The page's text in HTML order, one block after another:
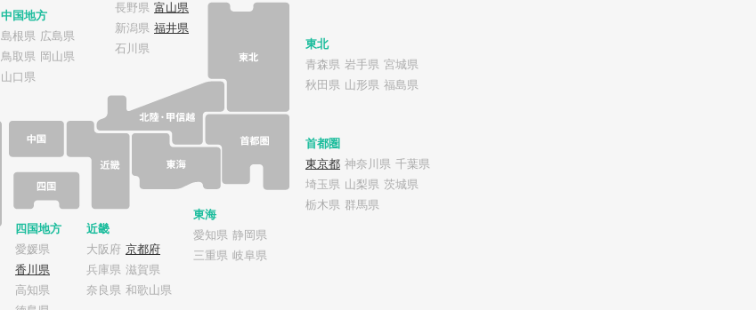
東北
青森県 岩手県 宮城県
秋田県 山形県 福島県
長野県 富山県
新潟県 福井県
石川県
首都圏
東京都 神奈川県 千葉県
埼玉県 山梨県 茨城県
栃木県 群馬県
東海
愛知県 静岡県
三重県 岐阜県
近畿
大阪府 京都府
兵庫県 滋賀県
奈良県 和歌山県
中国地方
島根県 広島県
鳥取県 岡山県
山口県
四国地方
愛媛県
香川県
高知県